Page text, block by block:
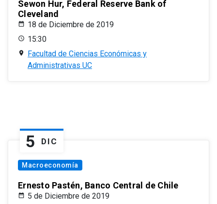
Sewon Hur, Federal Reserve Bank of
Cleveland
18 de Diciembre de 2019
15:30
Facultad de Ciencias Económicas y
Administrativas UC
5 DIC
Macroeconomía
Ernesto Pastén, Banco Central de Chile
5 de Diciembre de 2019